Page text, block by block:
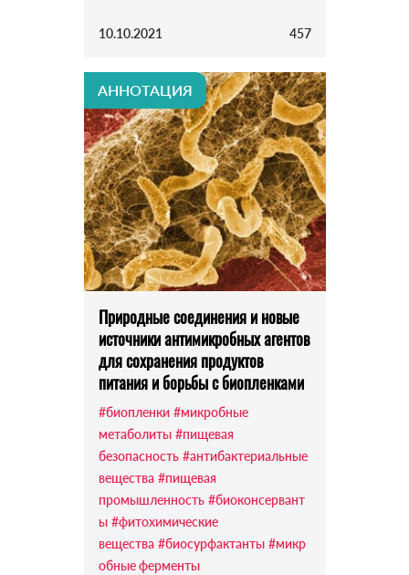
10.10.2021 457
АННОТАЦИЯ
Природные соединения и новые
источники антимикробных агентов
для сохранения продуктов
питания и борьбы с биопленками
#биопленки #микробные
метаболиты #пищевая
безопасность #антибактериальные
вещества #пищевая
промышленность #биоконсервант
ы #фитохимические
вещества #биосурфактанты #микр
обные ферменты